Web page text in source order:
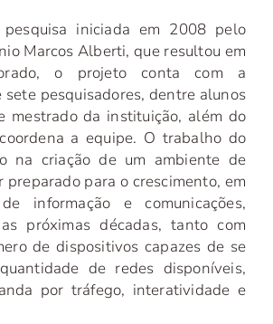
iniciada em 2008 pelo
Marcos Alberti, que resultou em
o projeto conta com a
sete pesquisadores, dentre alunos
mestrado da instituição, além do
a equipe. O trabalho do
na criação de um ambiente de
para o crescimento, em
informação e comunicações,
próximas décadas, tanto com
de dispositivos capazes de se
de redes disponíveis,
por tráfego, interatividade e